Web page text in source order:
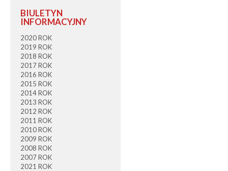
BIULETYN
INFORMACYJNY
2020 ROK
2019 ROK
2018 ROK
2017 ROK
2016 ROK
2015 ROK
2014 ROK
2013 ROK
2012 ROK
2011 ROK
2010 ROK
2009 ROK
2008 ROK
2007 ROK
2021 ROK